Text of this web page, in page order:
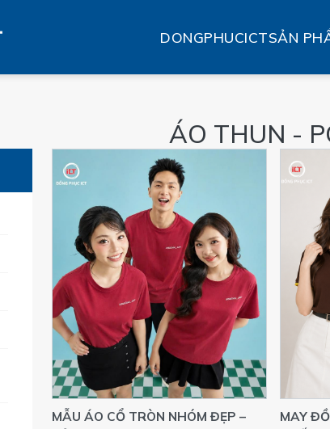
DONGPHUCICTSẢN
ÁO THUN -
MẪU ÁO CỔ TRÒN NHÓM ĐẸP –
MAY